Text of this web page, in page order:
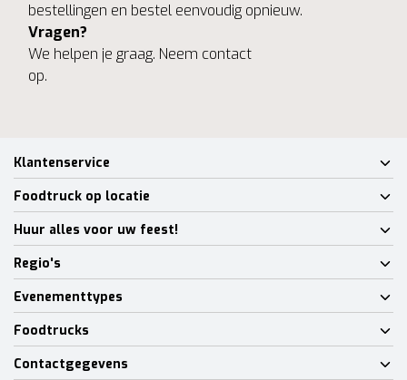
bestellingen en bestel eenvoudig opnieuw.
Vragen?
We helpen je graag. Neem contact
op.
Klantenservice
Foodtruck op locatie
Huur alles voor uw feest!
Regio's
Evenementtypes
Foodtrucks
Contactgegevens